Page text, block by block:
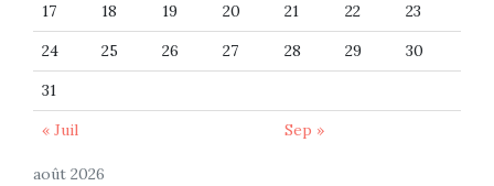
août 2026
17
18 19 20 21 22
23
24
25 26 27 28 29
30
31
« Juil
Sep »